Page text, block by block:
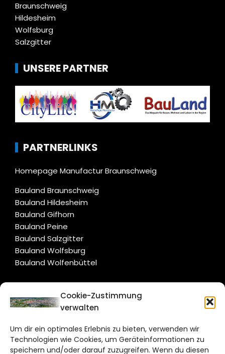
Cookie-Zustimmung
verwalten
Um dir ein optimales Erlebnis zu bieten, verwenden wir
Technologien wie Cookies, um Geräteinformationen zu
speichern und/oder darauf zuzugreifen. Wenn du diesen
Braunschweig
Hildesheim
Wolfsburg
Salzgitter
UNSERE PARTNER
PARTNERLINKS
Homepage Manufactur Braunschweig
Bauland Braunschweig
Bauland Hildesheim
Bauland Gifhorn
Bauland Peine
Bauland Salzgitter
Bauland Wolfsburg
Bauland Wolfenbüttel
CITYLIFE!
Bruchtorwall 12
38100 Braunschweig